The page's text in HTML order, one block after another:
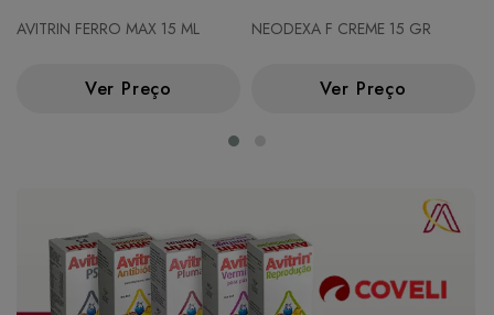
AVITRIN FERRO MAX 15 ML
Ver Preço
NEODEXA F CREME 15 GR
Ver Preço